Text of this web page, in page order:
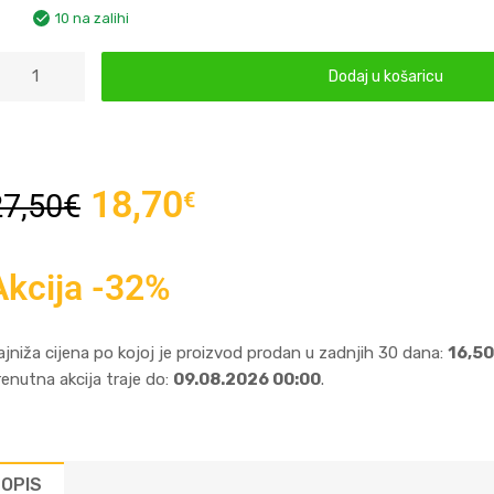
10 na zalihi
Dodaj u košaricu
€ 18,70€
-32%
cijena po kojoj je proizvod prodan u zadnjih 30 dana:
akcija traje do: 09.08.2026 00:00.
OPIS